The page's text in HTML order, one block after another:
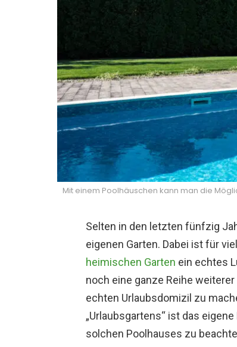
Mit einem Poolhäuschen kann man die
Selten in den letzten fünfzig
eigenen Garten. Dabei ist für
heimischen Garten ein echtes
noch eine ganze Reihe
echten Urlaubsdomizil zu
„Urlaubsgartens“ ist das
solchen Poolhauses zu